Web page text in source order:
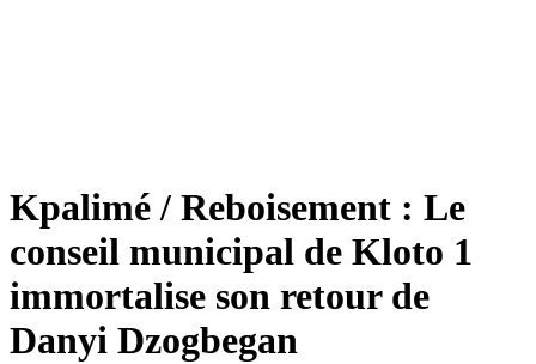
Kpalimé / Reboisement : Le
conseil municipal de Kloto 1
immortalise son retour de
Danyi Dzogbegan